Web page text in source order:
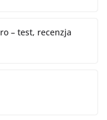
– test, recenzja